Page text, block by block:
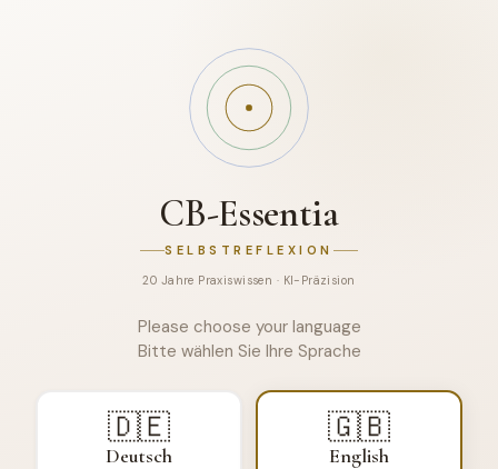
CB-Essentia
SELBSTREFLEXION
20 Jahre Praxiswissen · KI-Präzision
CB-EssentiaPlease choose your language
Bitte wählen Sie Ihre Sprache
🇩🇪
Deutsch
🇬🇧
English